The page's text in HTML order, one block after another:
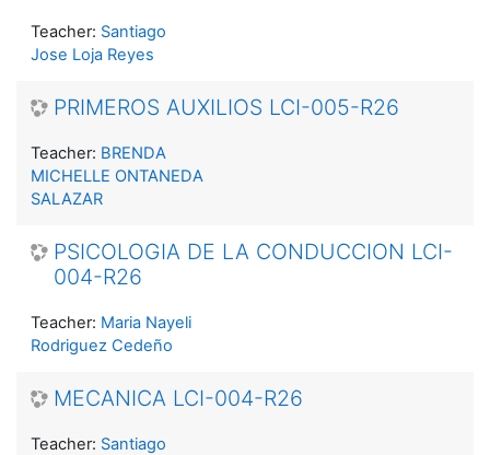
Teacher: Santiago
Jose Loja Reyes
PRIMEROS AUXILIOS LCI-005-R26
Teacher: BRENDA
MICHELLE ONTANEDA
SALAZAR
PSICOLOGIA DE LA CONDUCCION LCI-
004-R26
Teacher: Maria Nayeli
Rodriguez Cedeño
MECANICA LCI-004-R26
Teacher: Santiago